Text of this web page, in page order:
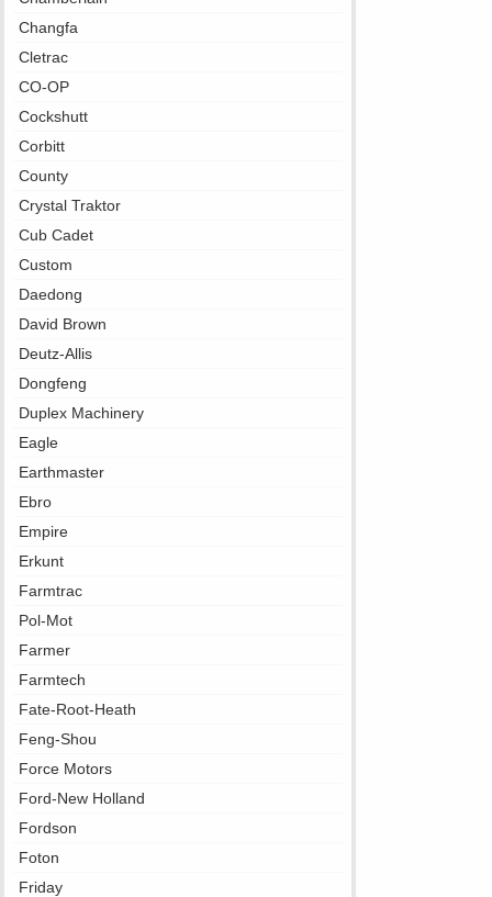
Changfa
Cletrac
CO-OP
Cockshutt
Corbitt
County
Crystal Traktor
Cub Cadet
Custom
Daedong
David Brown
Deutz-Allis
Dongfeng
Duplex Machinery
Eagle
Earthmaster
Ebro
Empire
Erkunt
Farmtrac
Pol-Mot
Farmer
Farmtech
Fate-Root-Heath
Feng-Shou
Force Motors
Ford-New Holland
Fordson
Foton
Friday